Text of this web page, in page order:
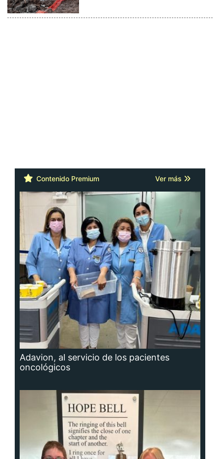
Contenido Premium Ver más
Adavion, al servicio de los pacientes
oncológicos